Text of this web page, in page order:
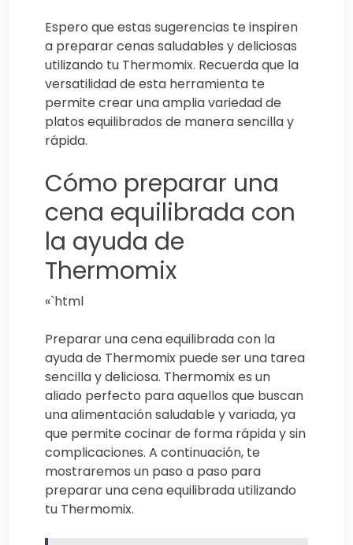
Espero que estas sugerencias te inspiren
a preparar cenas saludables y deliciosas
utilizando tu Thermomix. Recuerda que la
versatilidad de esta herramienta te
permite crear una amplia variedad de
platos equilibrados de manera sencilla y
rápida.
Cómo preparar una
cena equilibrada con
la ayuda de
Thermomix
«`html
Preparar una cena equilibrada con la
ayuda de Thermomix puede ser una tarea
sencilla y deliciosa. Thermomix es un
aliado perfecto para aquellos que buscan
una alimentación saludable y variada, ya
que permite cocinar de forma rápida y sin
complicaciones. A continuación, te
mostraremos un paso a paso para
preparar una cena equilibrada utilizando
tu Thermomix.